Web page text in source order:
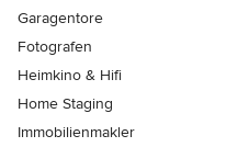
Garagentore
Fotografen
Heimkino & Hifi
Home Staging
Immobilienmakler